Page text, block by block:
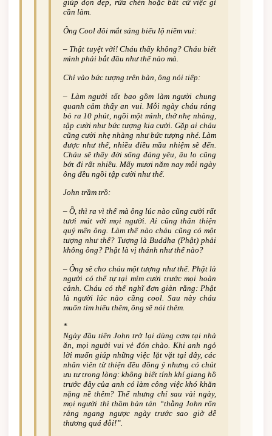
giúp dọn dẹp, rửa chén hoặc bất cứ việc gì
cần làm.
Ông Cool đôi mắt sáng biểu lộ niềm vui:
– Thật tuyệt vời! Cháu thấy không? Cháu biết
mình phải bắt đầu như thế nào mà.
Chỉ vào bức tượng trên bàn, ông nói tiếp:
– Làm người tốt bao gồm làm người chung
quanh cảm thấy an vui. Mỗi ngày cháu ráng
bỏ ra 10 phút, ngồi một mình, thở nhẹ nhàng,
tập cười như bức tượng kia cười. Gặp ai cháu
cũng cười nhẹ nhàng như bức tượng nhé. Làm
được như thế, nhiều điều mầu nhiệm sẽ đến.
Cháu sẽ thấy đời sống đáng yêu, âu lo cũng
bớt đi rất nhiều. Mấy mươi năm nay mỗi ngày
ông đều ngồi tập cười như thế.
John trầm trồ:
– Ồ, thì ra vì thế mà ông lúc nào cũng cười rất
tươi mát với mọi người. Ai cũng thân thiện
quý mến ông. Làm thế nào cháu cũng có một
tượng như thế? Tượng là Buddha (Phật) phải
không ông? Phật là vị thánh như thế nào?
– Ông sẽ cho cháu một tượng như thế. Phật là
người có thể tự tại mỉm cười trước mọi hoàn
cảnh. Cháu có thể nghĩ đơn giản rằng: Phật
là người lúc nào cũng cool. Sau này cháu
muốn tìm hiểu thêm, ông sẽ nói thêm.
*
Ngày đầu tiên John trở lại dùng cơm tại nhà
ăn, mọi người vui vẻ đón chào. Khi anh ngỏ
lời muốn giúp những việc lặt vặt tại đây, các
nhân viên từ thiện đều đồng ý nhưng có chút
ưu tư trong lòng: không biết tính khí giang hồ
trước đây của anh có làm công việc khó khăn
nặng nề thêm? Thế nhưng chỉ sau vài ngày,
mọi người thì thầm bàn tán “thằng John rổn
rảng ngang ngược ngày trước sao giờ dễ
thương quá đỗi!”.